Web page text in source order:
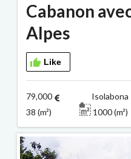
Cabanon
Alpes
Like
79,000
38 (m²)
1000 (m²)